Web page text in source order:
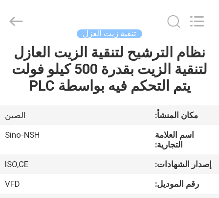
الصفحة
الرئيسية
معلومات
جولة
Manufacture
Reserved.
تنقية زيت العزل
نظام الترشيح لتنقية الزيت العازل
لتنقية الزيت بقدرة 500 كيلو فولت
يتم التحكم فيه بواسطة PLC
مكان المنشأ:
الصين
اسم العلامة
التجارية:
Sino-NSH
إصدار الشهادات:
ISO,CE
رقم الموديل:
VFD